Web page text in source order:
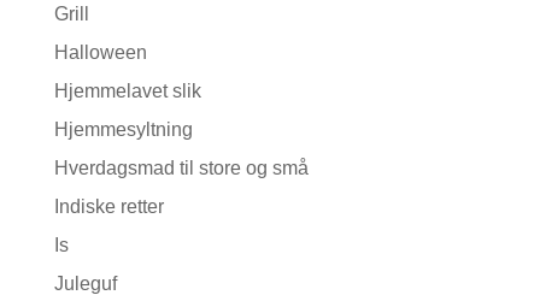
Grill
Halloween
Hjemmelavet slik
Hjemmesyltning
Hverdagsmad til store og små
Indiske retter
Is
Juleguf